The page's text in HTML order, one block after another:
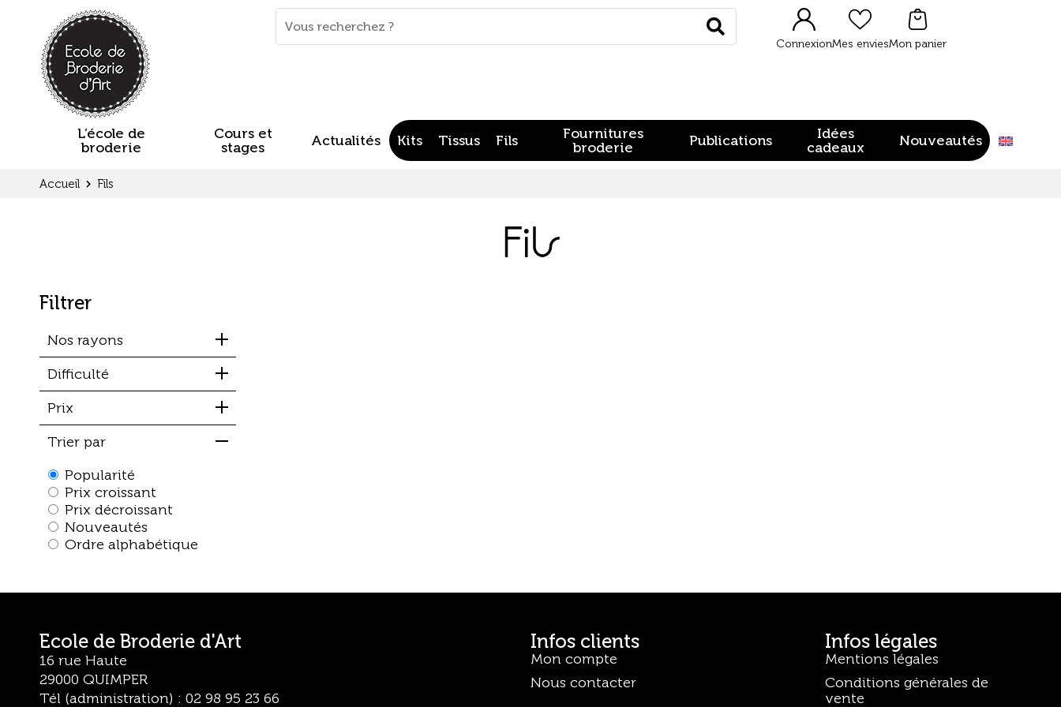
clés
Rechercher
ConnexionMes enviesMon panier
L’école de
broderie
Cours et
stages
Actualités Kits Tissus Fils
Fournitures
broderie
Publications
Idées
cadeaux
Nouveautés
Accueil Fils
Fils
Filtrer
Nos rayons
Difficulté
Prix
Trier par
Popularité
Prix croissant
Prix décroissant
Nouveautés
Ordre alphabétique
Ecole de Broderie d'Art
16 rue Haute
29000 QUIMPER
Tél (administration) : 02 98 95 23 66
Infos clients
Mon compte
Nous contacter
Infos légales
Mentions légales
Conditions générales de
vente
Panneau de gestion des cookies